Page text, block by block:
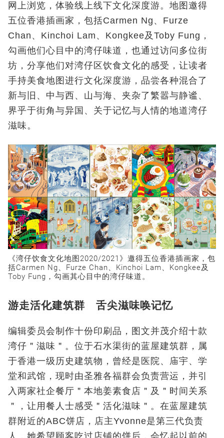
网上浏览，体验线上线下文化深度游。地图邀得
五位香港插画家，包括Carmen Ng、Furze
Chan、Kinchoi Lam、Kongkee及Toby Fung，
勾画他们心目中的湾仔味道，也通过访问多位街
坊，分享他们对湾仔区饮食文化的感受，让读者
手持美食地图进行文化深度游，品尝各种混合了
新与旧、中与西、山与海、夹杂了繁嚣与静谧、
界乎于街角与异国、关于记忆与人情的地道湾仔
滋味。
《湾仔饮食文化地图2020/2021》邀得五位香港插画家，包
括Carmen Ng、Furze Chan、Kinchoi Lam、Kongkee及
Toby Fung，勾画其心目中的湾仔味道。
游走活化建筑群 舌尖滋味唤记忆
编辑委员会制作十份印刷品，图文并茂介绍十款
湾仔＂滋味＂。位于石水渠街的蓝屋建筑群，属
于香港一级历史建筑物，曾经是医院、庙宇、学
堂和武馆，现时由圣雅各福群会负责营运，并引
入两家社企餐厅＂本地姜素食店＂及＂时间关系
＂，让用餐人士感受＂活化滋味＂。在蓝屋建筑
群附近的ABC饼店，店主Yvonne是第三代负责